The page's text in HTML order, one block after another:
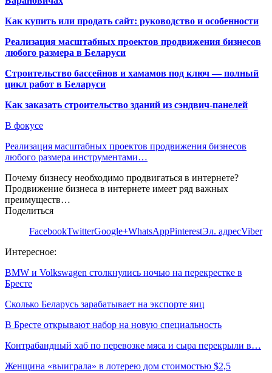
Как купить или продать сайт: руководство и особенности
Реализация масштабных проектов продвижения бизнесов
любого размера в Беларуси
Строительство бассейнов и хамамов под ключ — полный
цикл работ в Беларуси
Как заказать строительство зданий из сэндвич-панелей
В фокусе
Реализация масштабных проектов продвижения бизнесов
любого размера инструментами…
Почему бизнесу необходимо продвигаться в интернете?
Продвижение бизнеса в интернете имеет ряд важных
преимуществ…
Поделиться
FacebookTwitterGoogle+WhatsAppPinterestЭл. адресViber
Интересное:
BMW и Volkswagen столкнулись ночью на перекрестке в
Бресте
Сколько Беларусь зарабатывает на экспорте яиц
В Бресте открывают набор на новую специальность
Контрабандный хаб по перевозке мяса и сыра перекрыли в…
Женщина «выиграла» в лотерею дом стоимостью $2,5